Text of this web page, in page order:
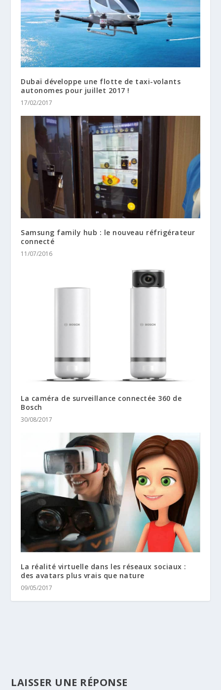
Dubaï développe une flotte de taxi-volants
autonomes pour juillet 2017 !
17/02/2017
Samsung family hub : le nouveau réfrigérateur
connecté
11/07/2016
La caméra de surveillance connectée 360 de
Bosch
30/08/2017
La réalité virtuelle dans les réseaux sociaux :
des avatars plus vrais que nature
09/05/2017
LAISSER UNE RÉPONSE